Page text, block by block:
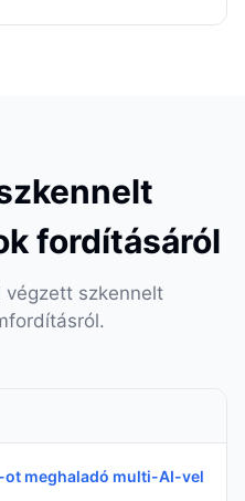
fordításáról
végzett szkennelt
ot meghaladó multi-AI-vel